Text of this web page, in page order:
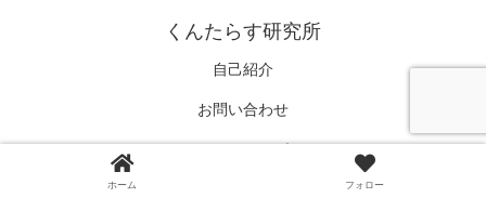
くんたらす研究所
自己紹介
お問い合わせ
ホーム フォロー